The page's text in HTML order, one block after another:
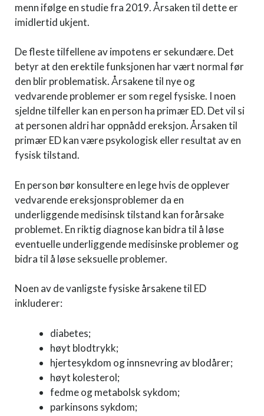
menn ifølge en studie fra 2019. Årsaken til dette er
imidlertid ukjent.
De fleste tilfellene av impotens er sekundære. Det
betyr at den erektile funksjonen har vært normal før
den blir problematisk. Årsakene til nye og
vedvarende problemer er som regel fysiske. I noen
sjeldne tilfeller kan en person ha primær ED. Det vil si
at personen aldri har oppnådd ereksjon. Årsaken til
primær ED kan være psykologisk eller resultat av en
fysisk tilstand.
En person bør konsultere en lege hvis de opplever
vedvarende ereksjonsproblemer da en
underliggende medisinsk tilstand kan forårsake
problemet. En riktig diagnose kan bidra til å løse
eventuelle underliggende medisinske problemer og
bidra til å løse seksuelle problemer.
Noen av de vanligste fysiske årsakene til ED
inkluderer:
diabetes;
høyt blodtrykk;
hjertesykdom og innsnevring av blodårer;
høyt kolesterol;
fedme og metabolsk sykdom;
parkinsons sykdom;